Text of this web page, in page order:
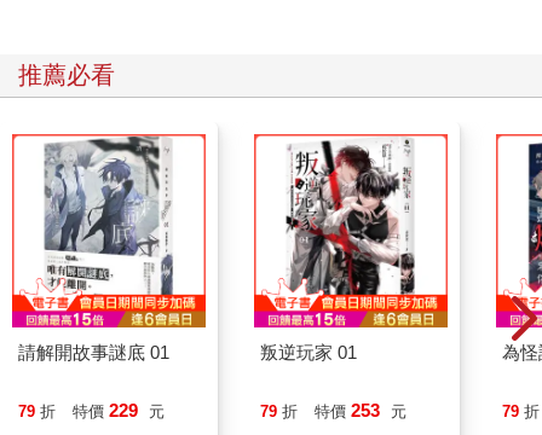
推薦必看
請解開故事謎底 01
79 折 特價 229 元
叛逆玩家 01
79 折 特價 253 元
為怪
79 折